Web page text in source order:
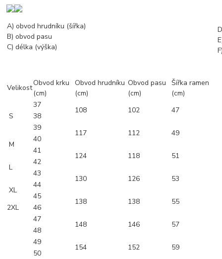
A) obvod hrudníku (šířka)
B) obvod pasu
C) délka (výška)
Velikost
Obvod krku
(cm)
Obvod hrudníku
(cm)
Obvod pasu
(cm)
Šířka ramen
(cm)
S
37
108 102 47
38
39
117 112
49
M
40
41
124 118
51
L
42
43
130 126
53
XL
44
45
138 138 55
2XL
46
47
148 146 57
48
49
154 152 59
50